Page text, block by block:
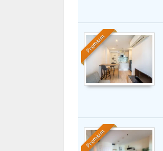
Premium
Premium